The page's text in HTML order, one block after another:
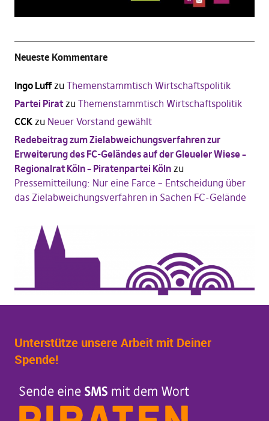
Neueste Kommentare
Ingo Luffzu Themenstammtisch Wirtschaftspolitik
Partei Piratzu Themenstammtisch Wirtschaftspolitik
CCKzu Neuer Vorstand gewählt
Redebeitrag zum Zielabweichungsverfahren zur
Erweiterung des FC-Geländes auf der Gleueler Wiese –
Regionalrat Köln – Piratenpartei Kölnzu
Pressemitteilung: Nur eine Farce – Entscheidung über
das Zielabweichungsverfahren in Sachen FC-Gelände
Unterstütze unsere Arbeit mit Deiner
Spende!